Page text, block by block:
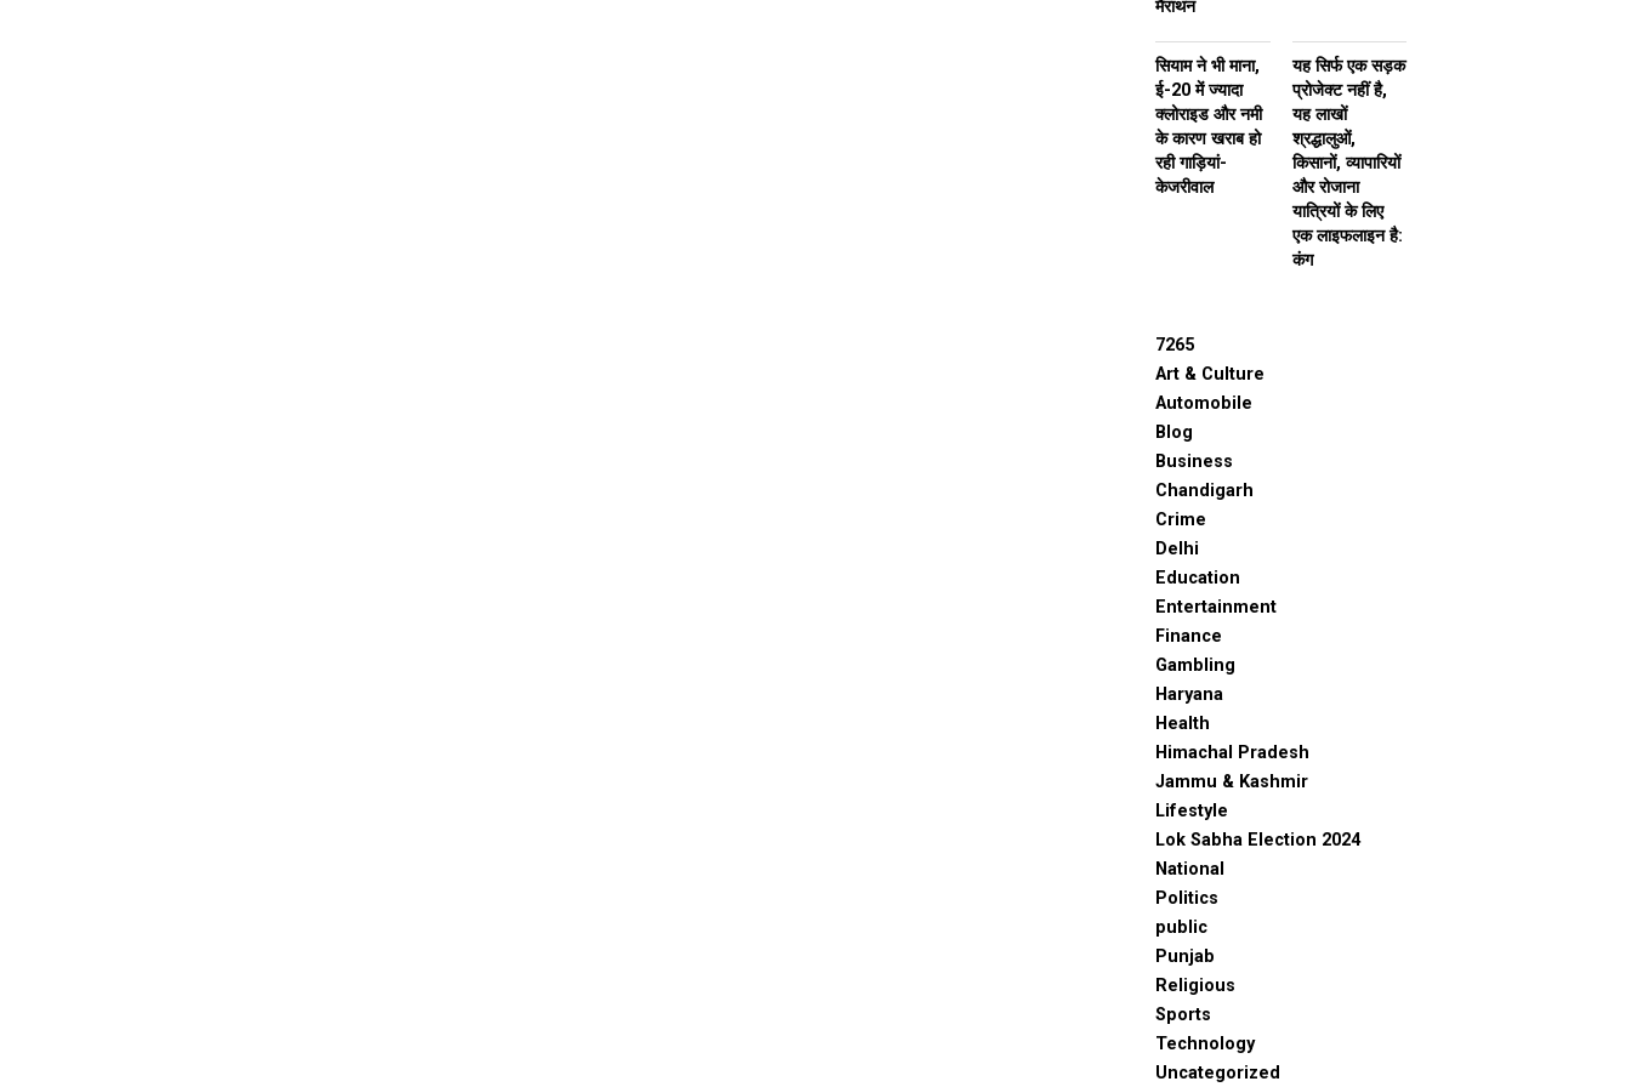
मैराथन
सियाम ने भी माना,
ई-20 में ज्यादा
क्लोराइड और नमी
के कारण खराब हो
रही गाड़ियां-
केजरीवाल
यह सिर्फ एक सड़क
प्रोजेक्ट नहीं है,
यह लाखों
श्रद्धालुओं,
किसानों, व्यापारियों
और रोजाना
यात्रियों के लिए
एक लाइफलाइन है:
कंग
7265
Art & Culture
Automobile
Blog
Business
Chandigarh
Crime
Delhi
Education
Entertainment
Finance
Gambling
Haryana
Health
Himachal Pradesh
Jammu & Kashmir
Lifestyle
Lok Sabha Election 2024
National
Politics
public
Punjab
Religious
Sports
Technology
Uncategorized